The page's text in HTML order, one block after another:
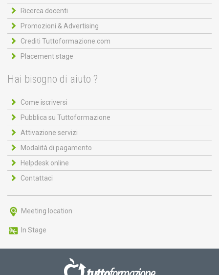
Ricerca docenti
Promozioni & Advertising
Crediti Tuttoformazione.com
Placement stage
Hai bisogno di aiuto ?
Come iscriversi
Pubblica su Tuttoformazione
Attivazione servizi
Modalità di pagamento
Helpdesk online
Contattaci
Meeting location
In Stage